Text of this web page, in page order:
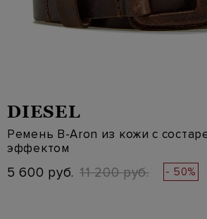
DIESEL
Ремень B-Aron из кожи с
эффектом
5 600 руб. 11 200 руб. - 50%